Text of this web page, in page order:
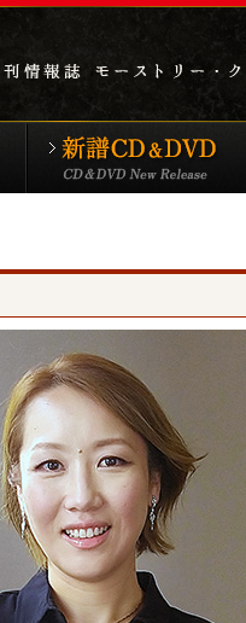
お薦めコンサート